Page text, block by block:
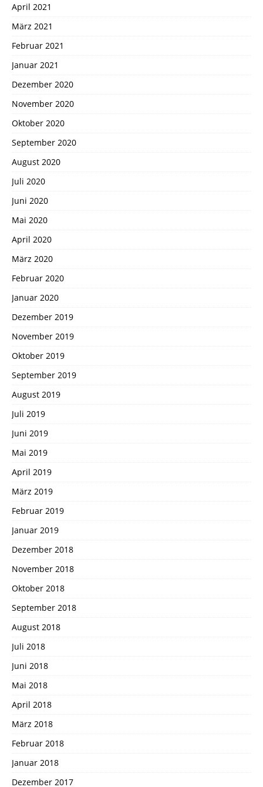
April 2021
März 2021
Februar 2021
Januar 2021
Dezember 2020
November 2020
Oktober 2020
September 2020
August 2020
Juli 2020
Juni 2020
Mai 2020
April 2020
März 2020
Februar 2020
Januar 2020
Dezember 2019
November 2019
Oktober 2019
September 2019
August 2019
Juli 2019
Juni 2019
Mai 2019
April 2019
März 2019
Februar 2019
Januar 2019
Dezember 2018
November 2018
Oktober 2018
September 2018
August 2018
Juli 2018
Juni 2018
Mai 2018
April 2018
März 2018
Februar 2018
Januar 2018
Dezember 2017